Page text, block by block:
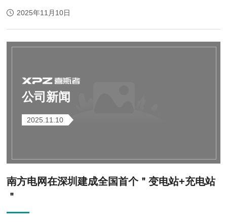
之间、卫星与卫星间...
2025年11月10日
公司新闻
2025.11.10
南方电网在深圳建成全国首个＂变电站+充电站
＂